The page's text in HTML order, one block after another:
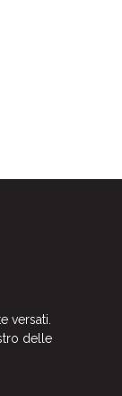
versati.
delle